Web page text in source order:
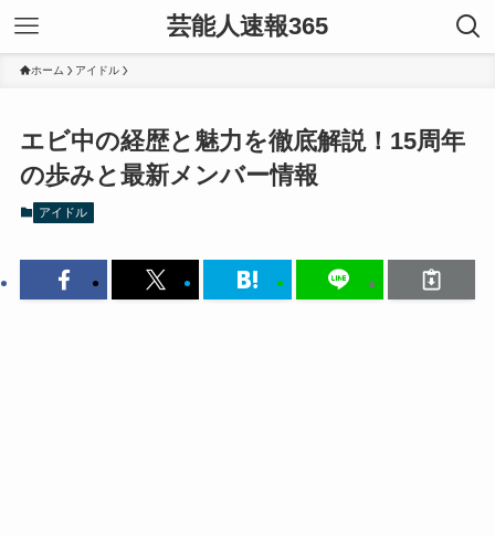
芸能人速報365
ホーム アイドル
エビ中の経歴と魅力を徹底解説！15周年
の歩みと最新メンバー情報
アイドル